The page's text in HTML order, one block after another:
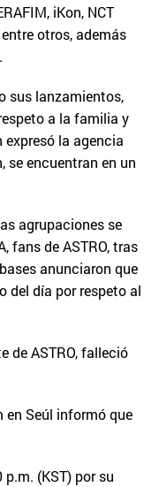
iKon, NCT
otros, además
sus lanzamientos,
a la familia y
expresó la agencia
se encuentran en un
agrupaciones se
fans de ASTRO, tras
anunciaron que
del día por respeto al
de ASTRO, falleció
en Seúl informó que
(KST) por su